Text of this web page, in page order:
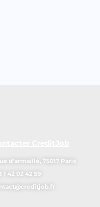
d'armaillé, 75017 Paris
1 42 02 42 59